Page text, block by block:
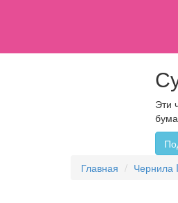
Эти
Главная
Чернила